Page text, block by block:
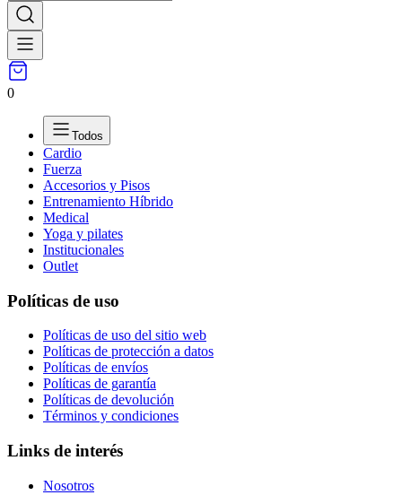
0
Todos
Cardio
Fuerza
Accesorios y Pisos
Entrenamiento Híbrido
Medical
Yoga y pilates
Institucionales
Outlet
Políticas de uso
Políticas de uso del sitio web
Políticas de protección a datos
Políticas de envíos
Políticas de garantía
Políticas de devolución
Términos y condiciones
Links de interés
Nosotros